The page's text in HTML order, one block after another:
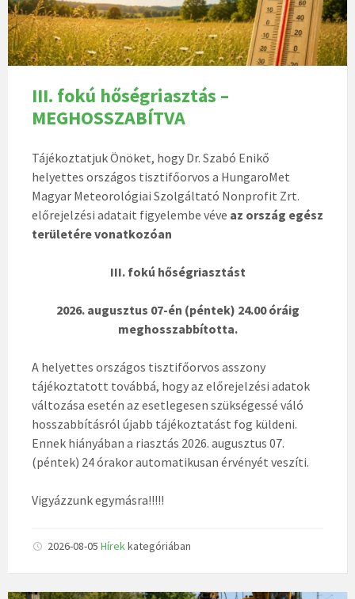
III. fokú hőségriasztás –
MEGHOSSZABÍTVA
Tájékoztatjuk Önöket, hogy Dr. Szabó Enikő
helyettes országos tisztifőorvos a HungaroMet
Magyar Meteorológiai Szolgáltató Nonprofit Zrt.
előrejelzési adatait figyelembe véve az ország egész
területére vonatkozóan
III. fokú hőségriasztást
2026. augusztus 07-én (péntek) 24.00 óráig
meghosszabbította.
A helyettes országos tisztifőorvos asszony
tájékoztatott továbbá, hogy az előrejelzési adatok
változása esetén az esetlegesen szükségessé váló
hosszabbításról újabb tájékoztatást fog küldeni.
Ennek hiányában a riasztás 2026. augusztus 07.
(péntek) 24 órakor automatikusan érvényét veszíti.
Vigyázzunk egymásra!!!!!
2026-08-05 Hírekkategóriában